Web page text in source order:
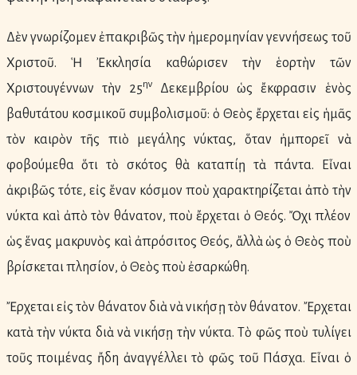
Δὲν γνωρίζομεν ἐπακριβῶς τὴν ἡμερομηνίαν γεννήσεως τοῦ
Χριστοῦ. Ἡ Ἐκκλησία καθώρισεν τὴν ἑορτὴν τῶν
Χριστουγέννων τὴν 25ηνΔεκεμβρίου ὡς ἔκφρασιν ἑνὸς
βαθυτάτου κοσμικοῦ συμβολισμοῦ: ὁ Θεὸς ἔρχεται εἰς ἡμᾶς
τὸν καιρὸν τῆς πιὸ μεγάλης νύκτας, ὅταν ἠμπορεῖ νὰ
φοβούμεθα ὅτι τὸ σκότος θὰ καταπίῃ τὰ πάντα. Εἶναι
ἀκριβῶς τότε, εἰς ἕναν κόσμον ποὺ χαρακτηρίζεται ἀπὸ τὴν
νύκτα καὶ ἀπὸ τὸν θάνατον, ποὺ ἔρχεται ὁ Θεός. Ὄχι πλέον
ὡς ἕνας μακρυνὸς καὶ ἀπρόσιτος Θεός, ἄλλὰ ὡς ὁ Θεὸς ποὺ
βρίσκεται πλησίον, ὁ Θεὸς ποὺ ἐσαρκώθη.
Ἔρχεται εἰς τὸν θάνατον διὰ νὰ νικήσῃ τὸν θάνατον. Ἔρχεται
κατὰ τὴν νύκτα διὰ νὰ νικήσῃ τὴν νύκτα. Τὸ φῶς ποὺ τυλίγει
τοῦς ποιμένας ἤδη ἀναγγέλλει τὸ φῶς τοῦ Πάσχα. Εἶναι ὁ